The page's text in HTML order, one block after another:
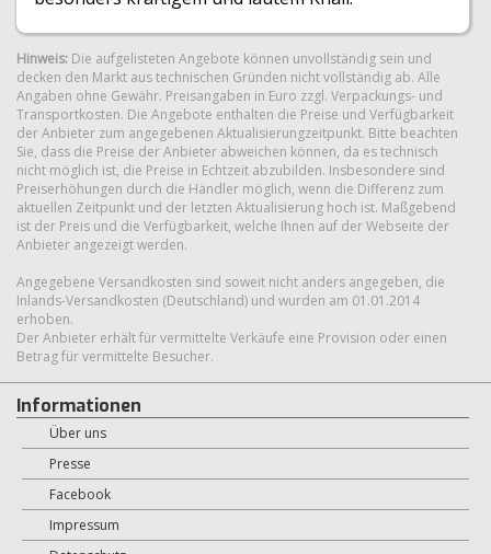
Hinweis: Die aufgelisteten Angebote können unvollständig sein und
decken den Markt aus technischen Gründen nicht vollständig ab. Alle
Angaben ohne Gewähr. Preisangaben in Euro zzgl. Verpackungs- und
Transportkosten. Die Angebote enthalten die Preise und Verfügbarkeit
der Anbieter zum angegebenen Aktualisierungzeitpunkt. Bitte beachten
Sie, dass die Preise der Anbieter abweichen können, da es technisch
nicht möglich ist, die Preise in Echtzeit abzubilden. Insbesondere sind
Preiserhöhungen durch die Händler möglich, wenn die Differenz zum
aktuellen Zeitpunkt und der letzten Aktualisierung hoch ist. Maßgebend
ist der Preis und die Verfügbarkeit, welche Ihnen auf der Webseite der
Anbieter angezeigt werden.
Angegebene Versandkosten sind soweit nicht anders angegeben, die
Inlands-Versandkosten (Deutschland) und wurden am 01.01.2014
erhoben.
Der Anbieter erhält für vermittelte Verkäufe eine Provision oder einen
Betrag für vermittelte Besucher.
Informationen
Über uns
Presse
Facebook
Impressum